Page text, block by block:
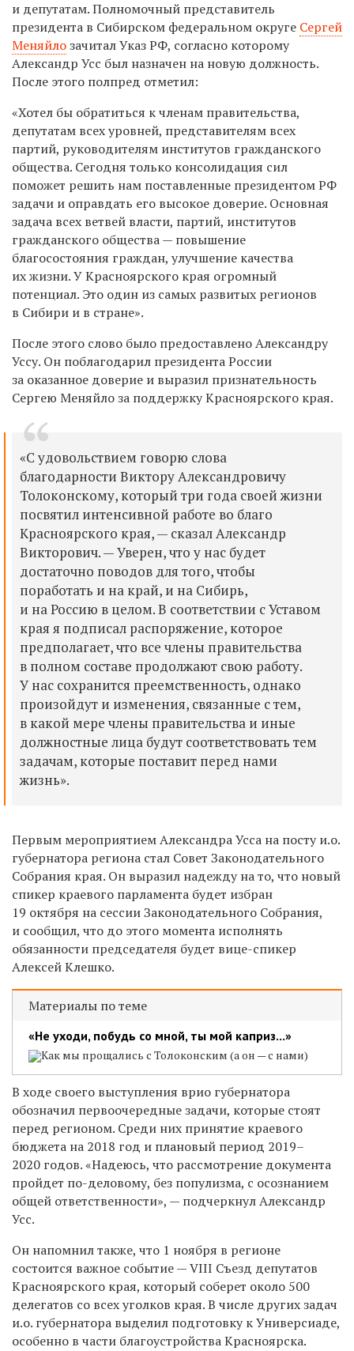
и депутатам. Полномочный представитель
президента в Сибирском федеральном округе Сергей
Меняйлозачитал Указ РФ, согласно которому
Александр Усс был назначен на новую должность.
После этого полпред отметил:
«Хотел бы обратиться к членам правительства,
депутатам всех уровней, представителям всех
партий, руководителям институтов гражданского
общества. Сегодня только консолидация сил
поможет решить нам поставленные президентом РФ
задачи и оправдать его высокое доверие. Основная
задача всех ветвей власти, партий, институтов
гражданского общества — повышение
благосостояния граждан, улучшение качества
их жизни. У Красноярского края огромный
потенциал. Это один из самых развитых регионов
в Сибири и в стране».
После этого слово было предоставлено Александру
Уссу. Он поблагодарил президента России
за оказанное доверие и выразил признательность
Сергею Меняйло за поддержку Красноярского края.
«С удовольствием говорю слова
благодарности Виктору Александровичу
Толоконскому, который три года своей жизни
посвятил интенсивной работе во благо
Красноярского края, — сказал Александр
Викторович. — Уверен, что у нас будет
достаточно поводов для того, чтобы
поработать и на край, и на Сибирь,
и на Россию в целом. В соответствии с Уставом
края я подписал распоряжение, которое
предполагает, что все члены правительства
в полном составе продолжают свою работу.
У нас сохранится преемственность, однако
произойдут и изменения, связанные с тем,
в какой мере члены правительства и иные
должностные лица будут соответствовать тем
задачам, которые поставит перед нами
жизнь».
Первым мероприятием Александра Усса на посту и.о.
губернатора региона стал Совет Законодательного
Собрания края. Он выразил надежду на то, что новый
спикер краевого парламента будет избран
19 октября на сессии Законодательного Собрания,
и сообщил, что до этого момента исполнять
обязанности председателя будет вице-спикер
Алексей Клешко.
Материалы по теме
«Не уходи, побудь со мной, ты мой каприз...»
Как мы прощались с Толоконским (а он — с нами)
В ходе своего выступления врио губернатора
обозначил первоочередные задачи, которые стоят
перед регионом. Среди них принятие краевого
бюджета на 2018 год и плановый период 2019–
2020 годов. «Надеюсь, что рассмотрение документа
пройдет по-деловому, без популизма, с осознанием
общей ответственности», — подчеркнул Александр
Усс.
Он напомнил также, что 1 ноября в регионе
состоится важное событие — VIII Съезд депутатов
Красноярского края, который соберет около 500
делегатов со всех уголков края. В числе других задач
и.о. губернатора выделил подготовку к Универсиаде,
особенно в части благоустройства Красноярска.